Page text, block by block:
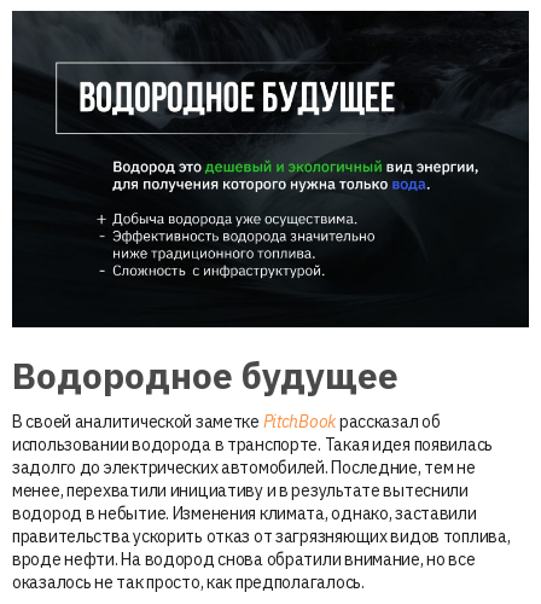
Водородное будущее
В своей аналитической заметке PitchBookрассказал об
использовании водорода в транспорте. Такая идея появилась
задолго до электрических автомобилей. Последние, тем не
менее, перехватили инициативу и в результате вытеснили
водород в небытие. Изменения климата, однако, заставили
правительства ускорить отказ от загрязняющих видов топлива,
вроде нефти. На водород снова обратили внимание, но все
оказалось не так просто, как предполагалось.